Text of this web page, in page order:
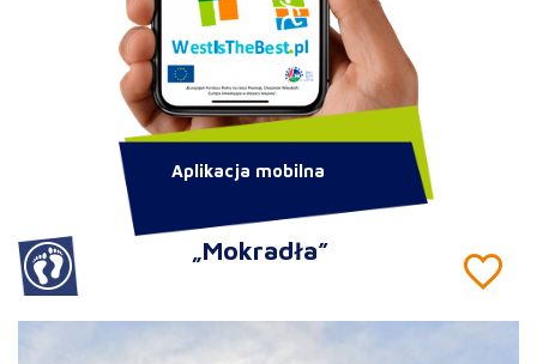
„Mokradła”
Aplikacja mobilna